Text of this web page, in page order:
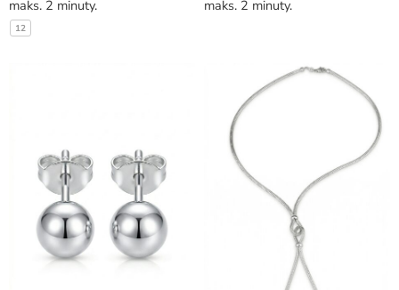
maks. 2 minuty.
12
maks. 2 minuty.